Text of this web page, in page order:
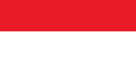
Descarga la